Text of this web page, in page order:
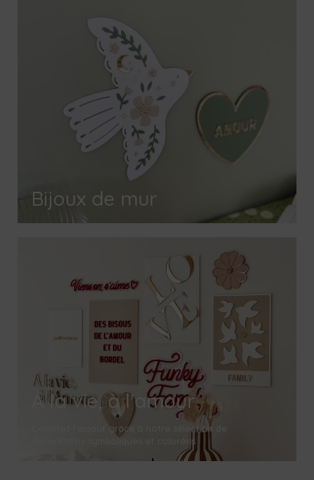
Bijoux de mur
A la vie, à l'amour
Célébrez l'amour grâce à notre sélection de
décorations symboliques et colorées